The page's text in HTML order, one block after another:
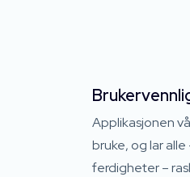
Applikasjonen
bruke, og lar
ferdigheter –